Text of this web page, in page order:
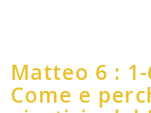
Matteo 6 :
Come e